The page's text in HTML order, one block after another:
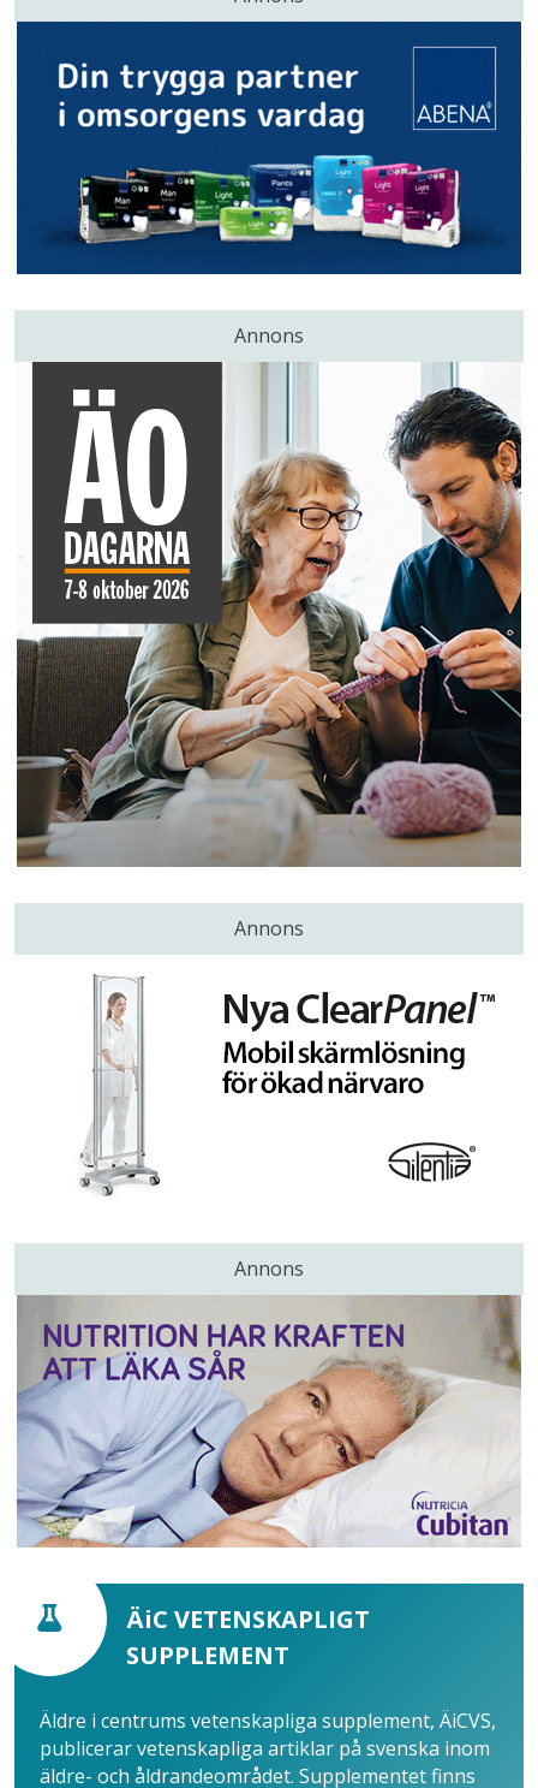
Annons
Annons
Annons
ÄiC VETENSKAPLIGT
SUPPLEMENT
Äldre i centrums vetenskapliga supplement, ÄiCVS,
publicerar vetenskapliga artiklar på svenska inom
äldre- och åldrandeområdet. Supplementet finns